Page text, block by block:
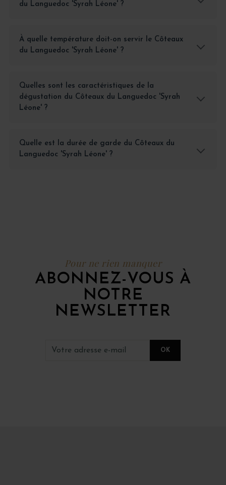
du Languedoc 'Syrah Léone' ?
À quelle température doit-on servir le Côteaux
du Languedoc 'Syrah Léone' ?
Quelles sont les caractéristiques de la
dégustation du Côteaux du Languedoc 'Syrah
Léone' ?
Quelle est la durée de garde du Côteaux du
Languedoc 'Syrah Léone' ?
Pour ne rien manquer
ABONNEZ-VOUS À
NOTRE
NEWSLETTER